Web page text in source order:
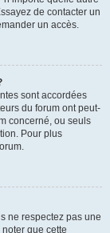
de contacter un
un accès.
sont accordées
du forum ont peut-
concerné, ou seuls
Pour plus
ne respectez pas une
que cette